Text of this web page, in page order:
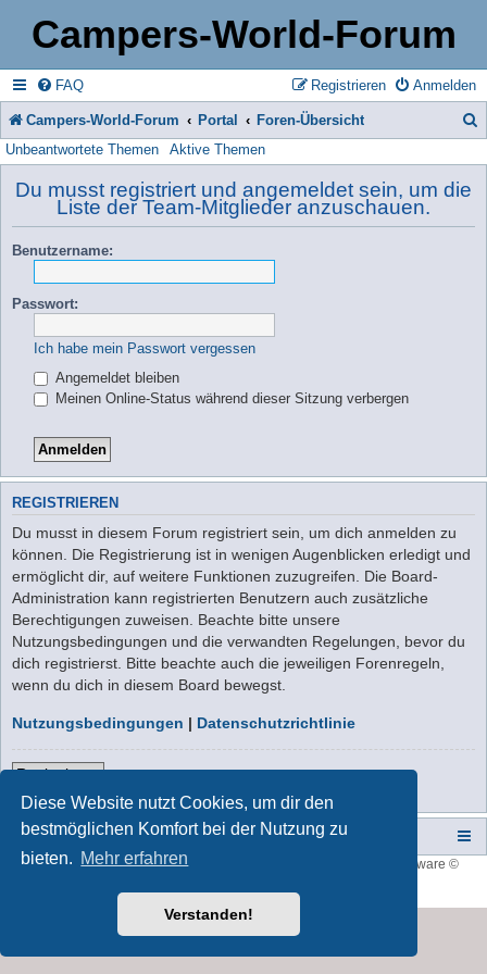
Diese Website nutzt Cookies, um dir den
bestmöglichen Komfort bei der Nutzung zu
bieten. Mehr erfahren
Verstanden!
Campers-World-Forum
FAQ Anmelden
Registrieren
Campers-World-Forum Portal Foren-Übersicht
Unbeantwortete Themen Aktive Themen
Du musst registriert und angemeldet sein, um die
Liste der Team-Mitglieder anzuschauen.
Benutzername:
Passwort:
Ich habe mein Passwort vergessen
Angemeldet bleiben
Meinen Online-Status während dieser Sitzung verbergen
REGISTRIEREN
Du musst in diesem Forum registriert sein, um dich anmelden zu
können. Die Registrierung ist in wenigen Augenblicken erledigt und
ermöglicht dir, auf weitere Funktionen zuzugreifen. Die Board-
Administration kann registrierten Benutzern auch zusätzliche
Berechtigungen zuweisen. Beachte bitte unsere
Nutzungsbedingungen und die verwandten Regelungen, bevor du
dich registrierst. Bitte beachte auch die jeweiligen Forenregeln,
wenn du dich in diesem Board bewegst.
Nutzungsbedingungen | Datenschutzrichtlinie
Registrieren
Campers-World-Forum Portal Foren-Übersicht
Style developer byforum tricolor
® Forum Software ©
Deutsche Übersetzung durch